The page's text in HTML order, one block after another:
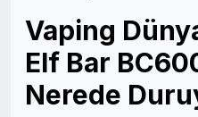
Vaping
Elf Bar
Nerede